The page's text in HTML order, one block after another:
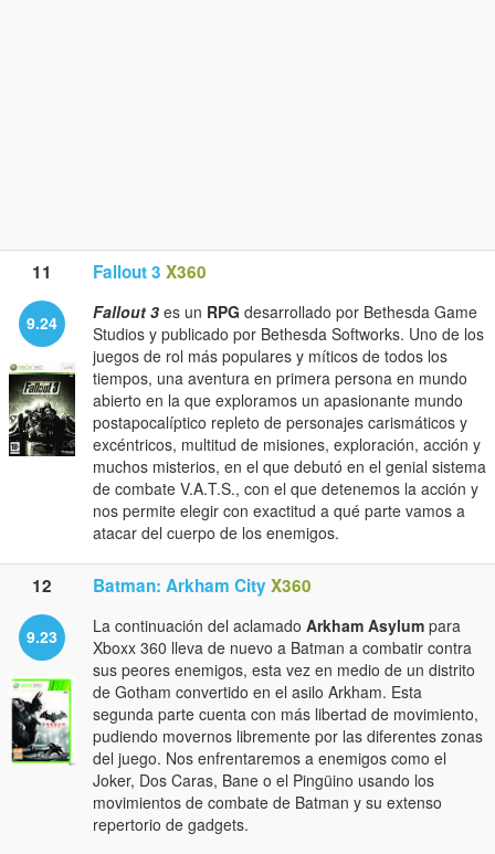
11 Fallout 3 X360
9.24 Fallout 3 es un RPG desarrollado por Bethesda Game
Studios y publicado por Bethesda Softworks. Uno de los
juegos de rol más populares y míticos de todos los
tiempos, una aventura en primera persona en mundo
abierto en la que exploramos un apasionante mundo
postapocalíptico repleto de personajes carismáticos y
excéntricos, multitud de misiones, exploración, acción y
muchos misterios, en el que debutó en el genial sistema
de combate V.A.T.S., con el que detenemos la acción y
nos permite elegir con exactitud a qué parte vamos a
atacar del cuerpo de los enemigos.
12 Batman: Arkham CityX360
9.23 La continuación del aclamado Arkham Asylum para
Xboxx 360 lleva de nuevo a Batman a combatir contra
sus peores enemigos, esta vez en medio de un distrito
de Gotham convertido en el asilo Arkham. Esta
segunda parte cuenta con más libertad de movimiento,
pudiendo movernos libremente por las diferentes zonas
del juego. Nos enfrentaremos a enemigos como el
Joker, Dos Caras, Bane o el Pingüino usando los
movimientos de combate de Batman y su extenso
repertorio de gadgets.